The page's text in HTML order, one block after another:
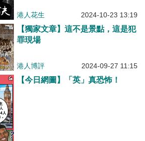
港人花生 2024-10-23 13:19
【獨家文章】這不是景點，這是犯
罪現場
港人博評 2024-09-27 11:15
【今日網圖】「英」真恐怖！